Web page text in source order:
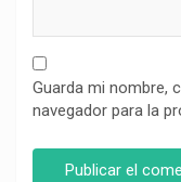
Guarda mi nombre,
navegador para la